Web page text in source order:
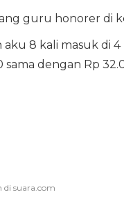
guru honorer di
aku 8 kali masuk di
sama dengan Rp